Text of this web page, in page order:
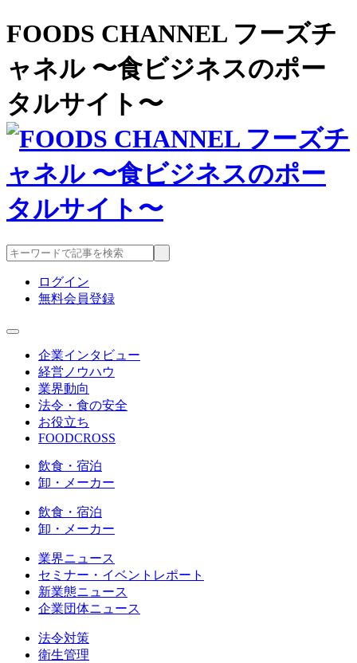
FOODS CHANNEL フーズチ
ャネル 〜食ビジネスのポー
タルサイト〜
ログイン
無料会員登録
企業インタビュー
経営ノウハウ
業界動向
法令・食の安全
お役立ち
FOODCROSS
飲食・宿泊
卸・メーカー
飲食・宿泊
卸・メーカー
業界ニュース
セミナー・イベントレポート
新業態ニュース
企業団体ニュース
法令対策
衛生管理